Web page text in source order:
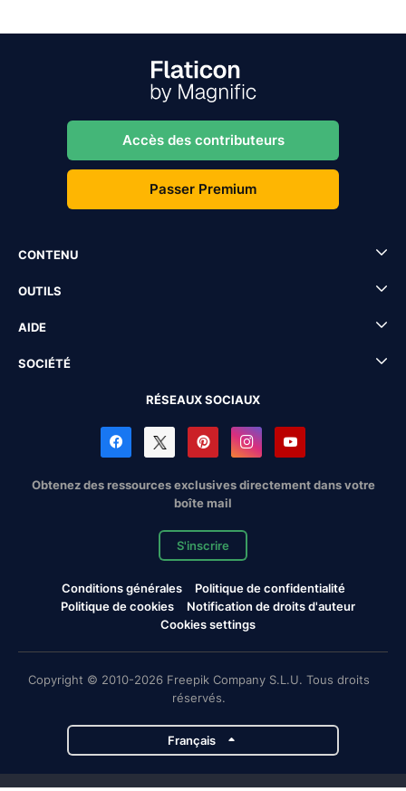
Accès des contributeurs
Passer Premium
CONTENU
OUTILS
AIDE
SOCIÉTÉ
RÉSEAUX SOCIAUX
Obtenez des ressources exclusives directement dans votre
boîte mail
S'inscrire
Conditions générales
Politique de confidentialité
Politique de cookies
Notification de droits d'auteur
Cookies settings
Copyright © 2010-2026 Freepik Company S.L.U. Tous droits
réservés.
Français